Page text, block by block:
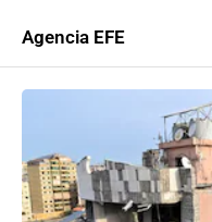
Agencia EFE